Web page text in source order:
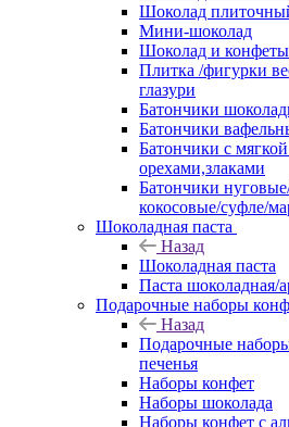
Шоколад
Мини-шоколад
Шоколад и
Плитка /фигурки
глазури
Батончики
Батончики
Батончики с
орехами,злаками
Батончики
кокосовые/суфле/
Шоколадная паста
Назад
Шоколадная паста
Паста шоколадная/
Подарочные наборы
Назад
Подарочные
печенья
Наборы конфет
Наборы шоколада
Наборы конфет с